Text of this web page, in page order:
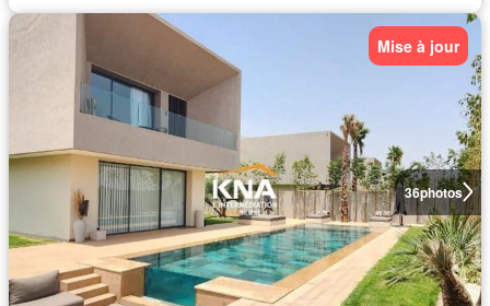
36photos
Mise à jour